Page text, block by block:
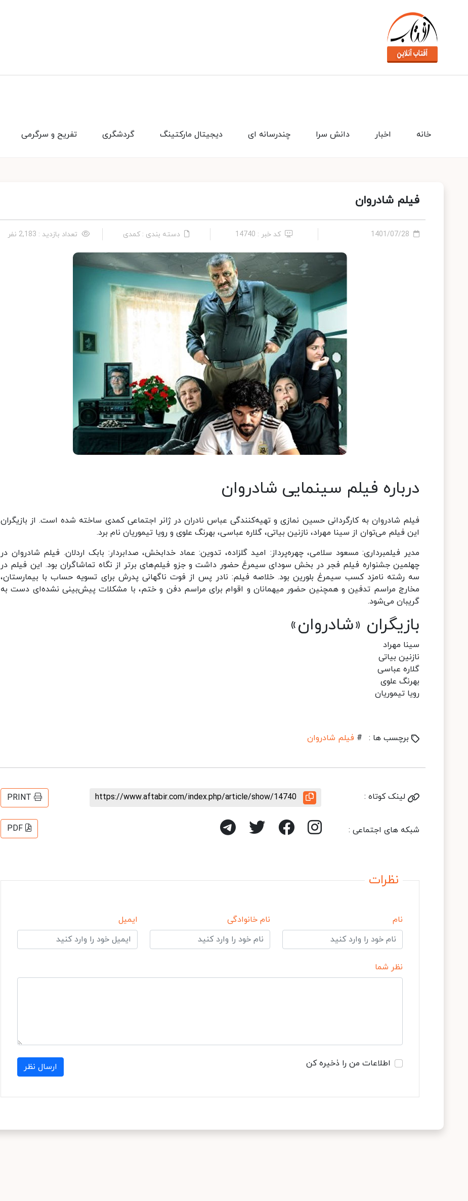
تفریح و سرگرمی گردشگری دیجیتال مارکتینگ چندرسانه ای دانش سرا اخبار خانه
فیلم شادروان
1401/07/28 کد خبر : 14740 دسته بندی : کمدی تعداد بازدید : 2,183 نفر
درباره فیلم سینمایی شادروان
فیلم شادروان به کارگردانی حسین نمازی و تهیه‌کنندگی عباس نادران در ژانر اجتماعی کمدی ساخته شده است. از بازیگران
این فیلم می‌توان از سینا مهراد، نازنین بیاتی، گلاره عباسی، بهرنگ علوی و رویا تیموریان نام برد.
مدیر فیلمبرداری: مسعود سلامی، چهره‌پرداز: امید گلزاده، تدوین: عماد خدابخش، صدابردار: بابک اردلان. فیلم شادروان در
چهلمین جشنواره فیلم فجر در بخش سودای سیمرغ حضور داشت و جزو فیلم‌های برتر از نگاه تماشاگران بود. این فیلم در
سه رشته نامزد کسب سیمرغ بلورین بود. خلاصه فیلم: نادر پس از فوت ناگهانی پدرش برای تسویه حساب با بیمارستان،
مخارج مراسم تدفین و همچنین حضور میهمانان و اقوام برای مراسم دفن و ختم، با مشکلات پیش‌بینی نشده‌ای دست به
گریبان می‌شود.
بازیگران «شادروان»
سینا مهراد
نازنین بیاتی
گلاره عباسی
بهرنگ علوی
رویا تیموریان
برچسب ها : # فیلم شادروان
لینک کوتاه : https://www.aftabir.com/index.php/article/show/14740
PRINT
شبکه های اجتماعی : PDF
نظرات
نام نام خانوادگی ایمیل
نظر شما
اطلاعات من را ذخیره کن ارسال نظر